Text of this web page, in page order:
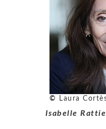
© Laura
Isabelle